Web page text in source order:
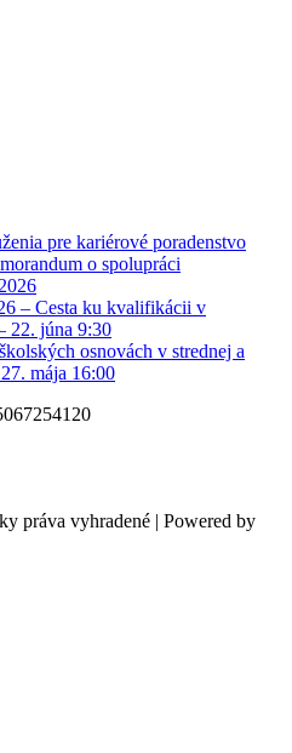
pre kariérové poradenstvo
o spolupráci
– Cesta ku kvalifikácii v
22. júna 9:30
osnovách v strednej a
mája 16:00
práva vyhradené | Powered by